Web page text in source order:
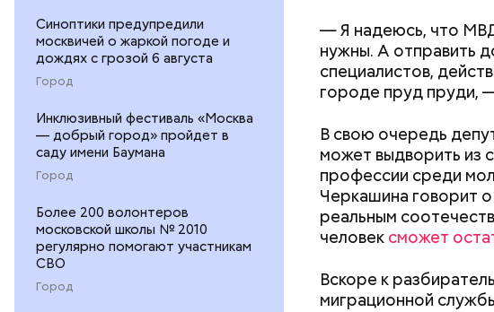
Синоптики предупредили
москвичей о жаркой погоде и
дождях с грозой 6 августа
Город
Инклюзивный фестиваль «Москва
— добрый город» пройдет в
саду имени Баумана
Город
Более 200 волонтеров
московской школы № 2010
регулярно помогают участникам
СВО
Город
— Я надеюсь, что
нужны. А отправить
специалистов,
городе пруд пруди,
В свою очередь
может выдворить из
профессии среди
Черкашина говорит
реальным
человек сможет
Вскоре к
миграционной